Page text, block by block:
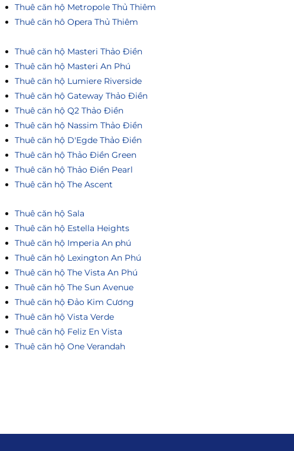
Thuê căn hộ Metropole Thủ Thiêm
Thuê căn hô Opera Thủ Thiêm
Thuê căn hộ Masteri Thảo Điền
Thuê căn hộ Masteri An Phú
Thuê căn hộ Lumiere Riverside
Thuê căn hộ Gateway Thảo Điền
Thuê căn hộ Q2 Thảo Điền
Thuê căn hộ Nassim Thảo Điền
Thuê căn hộ D'Egde Thảo Điền
Thuê căn hộ Thảo Điền Green
Thuê căn hộ Thảo Điền Pearl
Thuê căn hộ The Ascent
Thuê căn hộ Sala
Thuê căn hộ Estella Heights
Thuê căn hộ Imperia An phú
Thuê căn hộ Lexington An Phú
Thuê căn hộ The Vista An Phú
Thuê căn hộ The Sun Avenue
Thuê căn hộ Đảo Kim Cương
Thuê căn hộ Vista Verde
Thuê căn hộ Feliz En Vista
Thuê căn hộ One Verandah